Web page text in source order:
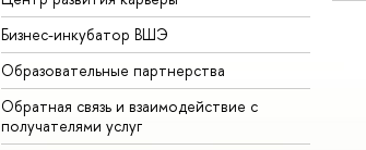
Бизнес-инкубатор ВШЭ
Образовательные партнерства
Обратная связь и взаимодействие с
получателями услуг